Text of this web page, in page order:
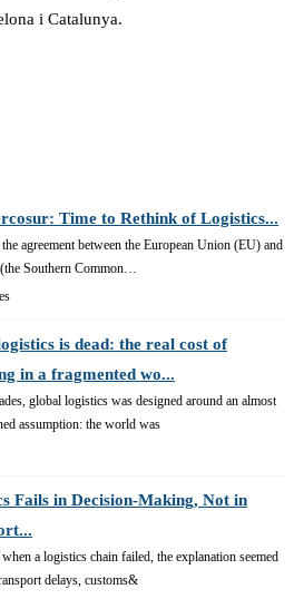
i Catalunya.
Time to Rethink of Logistics...
agreement between the European Union (EU) and
Southern Common…
is dead: the real cost of
in a fragmented wo...
global logistics was designed around an almost
assumption: the world was
Fails in Decision-Making, Not in
a logistics chain failed, the explanation seemed
delays, customs&